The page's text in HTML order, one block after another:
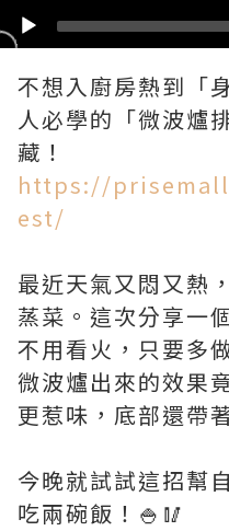
不想入廚房熱到「
人必學的「微波爐
https://
est/
最近天氣又悶又熱
蒸菜。這次分享一
不用看火，只要多
微波爐出來的效果
更惹味，底部還帶
今晚就試試這招幫
吃兩碗飯！🍚🥢